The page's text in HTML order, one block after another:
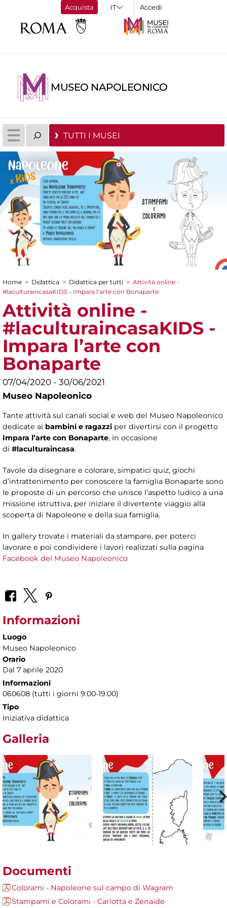
Acquista Accedi
MUSEO NAPOLEONICO
TUTTI I MUSEI
Tu sei qui
Home > Didattica > Didattica per tutti > Attività online -
#laculturaincasaKIDS - Impara l’arte con Bonaparte
Attività online -
#laculturaincasaKIDS -
Impara l’arte con
Bonaparte
07/04/2020 - 30/06/2021
Museo Napoleonico
Tante attività sul canali social e web del Museo Napoleonico
dedicate ai bambini e ragazzi per divertirsi con il progetto
Impara l’arte con Bonaparte, in occasione
di #laculturaincasa.
Tavole da disegnare e colorare, simpatici quiz, giochi
d’intrattenimento per conoscere la famiglia Bonaparte sono
le proposte di un percorso che unisce l’aspetto ludico a una
missione istruttiva, per iniziare il divertente viaggio alla
scoperta di Napoleone e della sua famiglia.
In gallery trovate i materiali da stampare, per poterci
lavorare e poi condividere i lavori realizzati sulla pagina
Facebook del Museo Napoleonico
Informazioni
Luogo
Museo Napoleonico
Orario
Dal 7 aprile 2020
Informazioni
060608 (tutti i giorni 9.00-19.00)
Tipo
Iniziativa didattica
Galleria
Documenti
Colorami - Napoleone sul campo di Wagram
Stampami e Colorami - Carlotta e Zenaide